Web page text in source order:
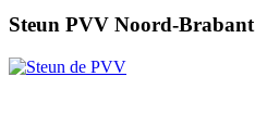
Steun PVV Noord-Brabant